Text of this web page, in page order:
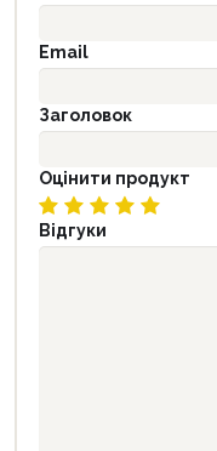
Email
Заголовок
Оцінити продукт
Відгуки